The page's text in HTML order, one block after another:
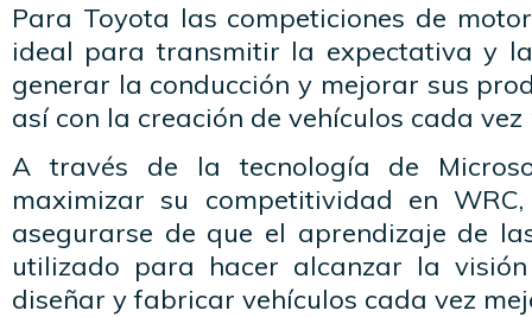
Para Toyota las competiciones de
ideal para transmitir la expectativa y
generar la conducción y mejorar sus
así con la creación de vehículos cada vez
A través de la tecnología de
maximizar su competitividad en
asegurarse de que el aprendizaje de
utilizado para hacer alcanzar la
diseñar y fabricar vehículos cada vez